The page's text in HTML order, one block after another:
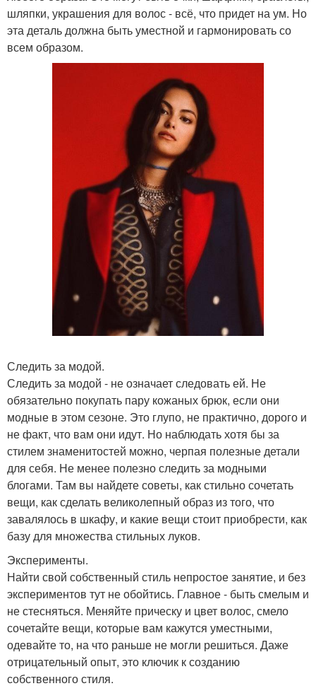
шляпки, украшения для волос - всё, что придет на ум. Но
эта деталь должна быть уместной и гармонировать со
всем образом.
Следить за модой.
Следить за модой - не означает следовать ей. Не
обязательно покупать пару кожаных брюк, если они
модные в этом сезоне. Это глупо, не практично, дорого и
не факт, что вам они идут. Но наблюдать хотя бы за
стилем знаменитостей можно, черпая полезные детали
для себя. Не менее полезно следить за модными
блогами. Там вы найдете советы, как стильно сочетать
вещи, как сделать великолепный образ из того, что
завалялось в шкафу, и какие вещи стоит приобрести, как
базу для множества стильных луков.
Эксперименты.
Найти свой собственный стиль непростое занятие, и без
экспериментов тут не обойтись. Главное - быть смелым и
не стесняться. Меняйте прическу и цвет волос, смело
сочетайте вещи, которые вам кажутся уместными,
одевайте то, на что раньше не могли решиться. Даже
отрицательный опыт, это ключик к созданию
собственного стиля.